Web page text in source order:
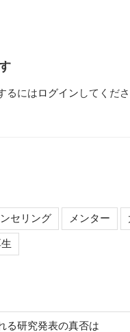
るにはログイン してくださ
セリング メンター
る研究発表の真否は